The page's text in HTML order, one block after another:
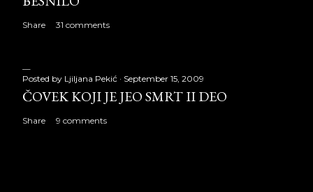
Share 31 comments
Posted by Ljiljana Pekić September 15, 2009
ČOVEK KOJI JE JEO SMRT II DEO
Share 9 comments